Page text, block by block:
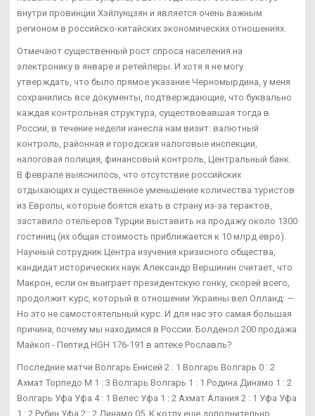
внутри провинции Хэйлунцзян и является очень важным
регионом в российско-китайских экономических отношениях.
Отмечают существенный рост спроса населения на
электронику в январе и ретейлеры. И хотя я не могу
утверждать, что было прямое указание Черномырдина, у меня
сохранились все документы, подтверждающие, что буквально
каждая контрольная структура, существовавшая тогда в
России, в течение недели нанесла нам визит: валютный
контроль, районная и городская налоговые инспекции,
налоговая полиция, финансовый контроль, Центральный банк.
В феврале выяснилось, что отсутствие российских
отдыхающих и существенное уменьшение количества туристов
из Европы, которые боятся ехать в страну из-за терактов,
заставило отельеров Турции выставить на продажу около 1300
гостиниц (их общая стоимость приближается к 10 млрд евро).
Научный сотрудник Центра изучения кризисного общества,
кандидат исторических наук Александр Вершинин считает, что
Макрон, если он выиграет президентскую гонку, скорей всего,
продолжит курс, который в отношении Украины вел Олланд: —
Но это не самостоятельный курс. И для нас это самая большая
причина, почему мы находимся в России. Болденол 200 продажа
Майкоп - Пептид HGH 176-191 в аптеке Рославль?
Последние матчи Волгарь Енисей 2 : 1 Волгарь Волгарь 0 : 2
Ахмат Торпедо М 1 : 3 Волгарь Волгарь 1 : 1 Родина Динамо 1 : 2
Волгарь Уфа Уфа 4 : 1 Велес Уфа 1 : 2 Ахмат Алания 2 : 1 Уфа Уфа
1 : 2 Рубин Уфа 2 : 2 Динамо 05. К котлу еще дополнительно